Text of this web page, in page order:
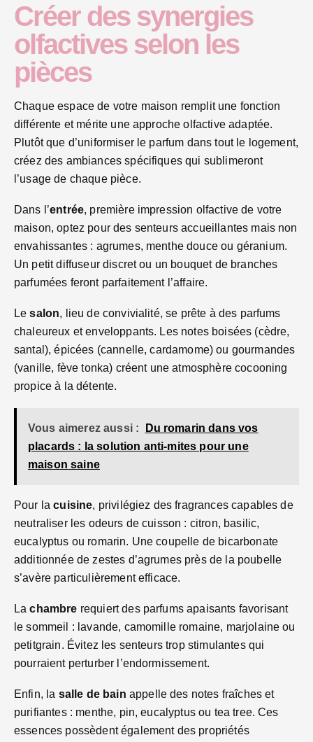
Créer des synergies
olfactives selon les
pièces
Chaque espace de votre maison remplit une fonction
différente et mérite une approche olfactive adaptée.
Plutôt que d’uniformiser le parfum dans tout le logement,
créez des ambiances spécifiques qui sublimeront
l’usage de chaque pièce.
Dans l’entrée, première impression olfactive de votre
maison, optez pour des senteurs accueillantes mais non
envahissantes : agrumes, menthe douce ou géranium.
Un petit diffuseur discret ou un bouquet de branches
parfumées feront parfaitement l’affaire.
Lesalon, lieu de convivialité, se prête à des parfums
chaleureux et enveloppants. Les notes boisées (cèdre,
santal), épicées (cannelle, cardamome) ou gourmandes
(vanille, fève tonka) créent une atmosphère cocooning
propice à la détente.
Vous aimerez aussi :
Du romarin dans vos
placards : la solution anti-mites pour une
maison saine
Pour lacuisine, privilégiez des fragrances capables de
neutraliser les odeurs de cuisson : citron, basilic,
eucalyptus ou romarin. Une coupelle de bicarbonate
additionnée de zestes d’agrumes près de la poubelle
s’avère particulièrement efficace.
Lachambre requiert des parfums apaisants favorisant
le sommeil : lavande, camomille romaine, marjolaine ou
petitgrain. Évitez les senteurs trop stimulantes qui
pourraient perturber l’endormissement.
Enfin, la salle de bain appelle des notes fraîches et
purifiantes : menthe, pin, eucalyptus ou tea tree. Ces
essences possèdent également des propriétés